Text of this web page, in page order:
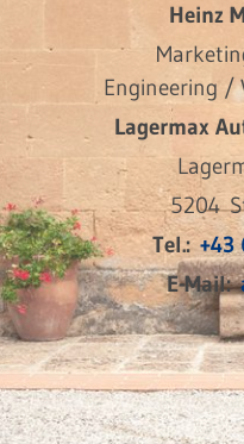
Heinz
Engineering /
Lagermax
5204
Tel.: +43
E-Mail: